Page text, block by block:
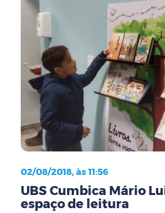
02/08/2018, às 11:56
UBS Cumbica Mário
espaço de leitura